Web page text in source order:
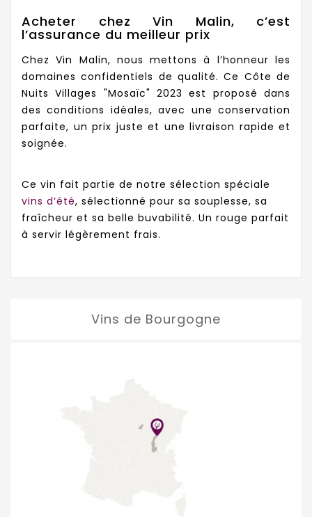
Acheter chez Vin Malin, c’est
l’assurance du meilleur prix
Chez Vin Malin, nous mettons à l’honneur les
domaines confidentiels de qualité. Ce Côte de
Nuits Villages "Mosaïc" 2023 est proposé dans
des conditions idéales, avec une conservation
parfaite, un prix juste et une livraison rapide et
soignée.
Ce vin fait partie de notre sélection spéciale
vins d’été, sélectionné pour sa souplesse, sa
fraîcheur et sa belle buvabilité. Un rouge parfait
à servir légèrement frais.
Vins de Bourgogne